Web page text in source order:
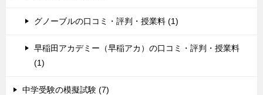
グノーブルの口コミ・評判・授業料 (1)
早稲田アカデミー（早稲アカ）の口コミ・評判・授業料
(1)
中学受験の模擬試験 (7)